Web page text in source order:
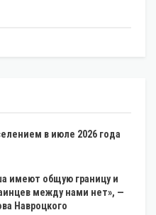
в июле 2026 года
имеют общую границу и
между нами нет», —
Навроцкого